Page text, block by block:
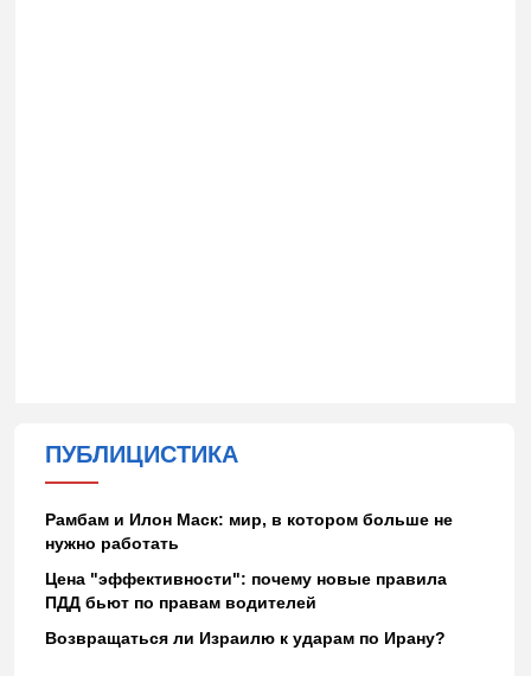
ПУБЛИЦИСТИКА
Рамбам и Илон Маск: мир, в котором больше не
нужно работать
Цена "эффективности": почему новые правила
ПДД бьют по правам водителей
Возвращаться ли Израилю к ударам по Ирану?